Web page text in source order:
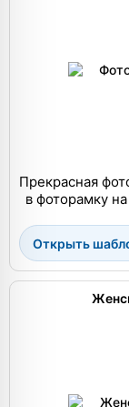
Прекрасная
в фоторамку
Открыть